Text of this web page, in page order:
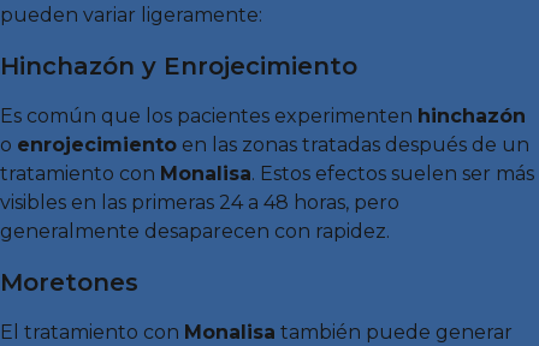
pueden variar ligeramente:
Hinchazón y Enrojecimiento
Es común que los pacientes experimenten hinchazón
o enrojecimiento en las zonas tratadas después de un
tratamiento con Monalisa. Estos efectos suelen ser más
visibles en las primeras 24 a 48 horas, pero
generalmente desaparecen con rapidez.
Moretones
El tratamiento con Monalisa también puede generar